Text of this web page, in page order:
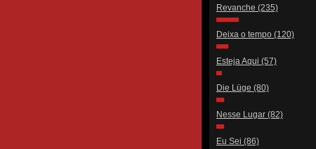
Revanche (235)
Deixa o tempo (120)
Esteja Aqui (57)
Die Lüge (80)
Nesse Lugar (82)
Eu Sei (86)